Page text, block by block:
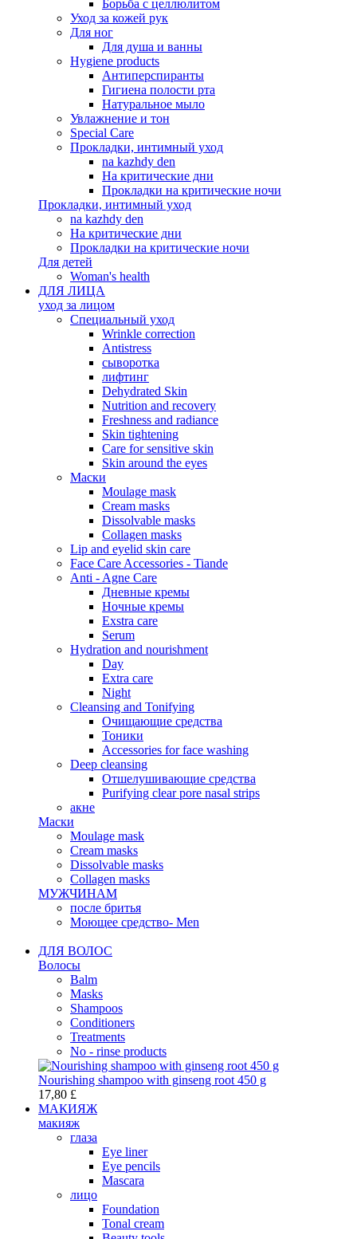
Борьба с целлюлитом
Уход за кожей рук
Для ног
Для душа и ванны
Hygiene products
Антиперспиранты
Гигиена полости рта
Натуральное мыло
Увлажнение и тон
Special Care
Прокладки, интимный уход
na kazhdy den
На критические дни
Прокладки на критические ночи
Прокладки, интимный уход
na kazhdy den
На критические дни
Прокладки на критические ночи
Для детей
Woman's health
ДЛЯ ЛИЦА
уход за лицом
Специальный уход
Wrinkle correction
Antistress
сыворотка
лифтинг
Dehydrated Skin
Nutrition and recovery
Freshness and radiance
Skin tightening
Care for sensitive skin
Skin around the eyes
Маски
Moulage mask
Cream masks
Dissolvable masks
Collagen masks
Lip and eyelid skin care
Face Care Accessories - Tiande
Anti - Agne Care
Дневные кремы
Ночные кремы
Exstra care
Serum
Hydration and nourishment
Day
Extra care
Night
Cleansing and Tonifying
Очищающие средства
Тоники
Accessories for face washing
Deep cleansing
Отшелушивающие средства
Purifying clear pore nasal strips
акне
Маски
Moulage mask
Cream masks
Dissolvable masks
Collagen masks
МУЖЧИНАМ
после бритья
Моющее средство- Men
ДЛЯ ВОЛОС
Волосы
Balm
Masks
Shampoos
Conditioners
Treatments
No - rinse products
Nourishing shampoo with ginseng root 450 g
17,80 £
МАКИЯЖ
макияж
глаза
Eye liner
Eye pencils
Mascara
лицо
Foundation
Tonal cream